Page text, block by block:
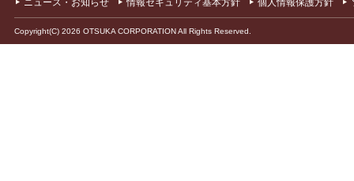
ニュース・お知らせ 情報セキュリティ基本方針 個人情報保護方針
Copyright(C) 2026 OTSUKA CORPORATION All Rights Reserved.